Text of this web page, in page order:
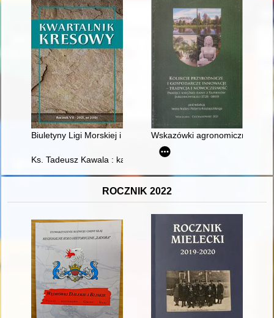
Biuletyny Ligi Morskiej i Kolonialnej z 1936 roku : (ze zbiorów
Wskazówki agronomiczne w
Ks. Tadeusz Kawala : kapłan wierny Kościołowi i Ojczyźnie
ROCZNIK 2022